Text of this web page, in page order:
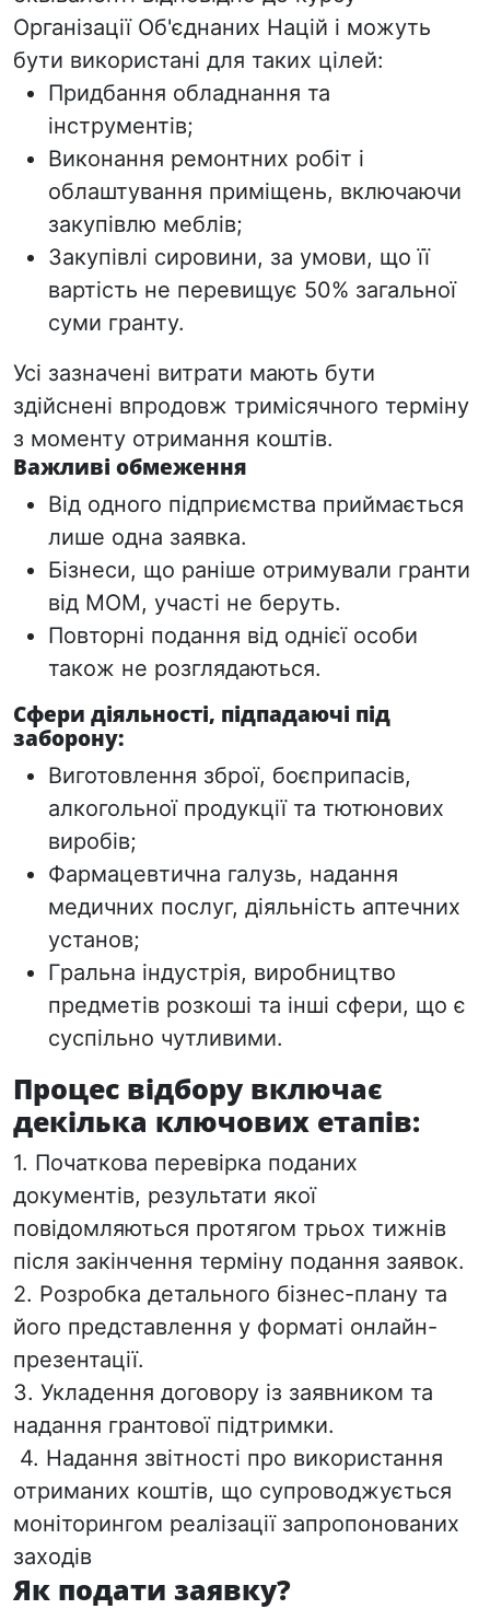
Організації Об'єднаних Націй і можуть
бути використані для таких цілей:
Придбання обладнання та
інструментів;
Виконання ремонтних робіт і
облаштування приміщень, включаючи
закупівлю меблів;
Закупівлі сировини, за умови, що її
вартість не перевищує 50% загальної
суми гранту.
Усі зазначені витрати мають бути
здійснені впродовж тримісячного терміну
з моменту отримання коштів.
Важливі обмеження
Від одного підприємства приймається
лише одна заявка.
Бізнеси, що раніше отримували гранти
від МОМ, участі не беруть.
Повторні подання від однієї особи
також не розглядаються.
Сфери діяльності, підпадаючі під
заборону:
Виготовлення зброї, боєприпасів,
алкогольної продукції та тютюнових
виробів;
Фармацевтична галузь, надання
медичних послуг, діяльність аптечних
установ;
Гральна індустрія, виробництво
предметів розкоші та інші сфери, що є
суспільно чутливими.
Процес відбору включає
декілька ключових етапів:
1. Початкова перевірка поданих
документів, результати якої
повідомляються протягом трьох тижнів
після закінчення терміну подання заявок.
2. Розробка детального бізнес-плану та
його представлення у форматі онлайн-
презентації.
3. Укладення договору із заявником та
надання грантової підтримки.
4. Надання звітності про використання
отриманих коштів, що супроводжується
моніторингом реалізації запропонованих
заходів
Як подати заявку?